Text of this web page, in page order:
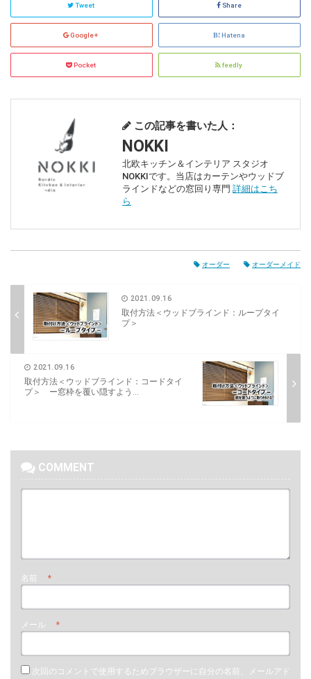
Tweet Share
Google+ Hatena
Pocket feedly
この記事を書いた人：
NOKKI
北欧キッチン＆インテリア スタジオ
NOKKIです。当店はカーテンやウッドブ
ラインドなどの窓回り専門 詳細はこち
ら
オーダー オーダーメイド
2021.09.16
取付方法＜ウッドブラインド：ループタイ
プ＞
2021.09.16
取付方法＜ウッドブラインド：コードタイ
プ＞ ー窓枠を覆い隠すよう...
COMMENT
名前 *
メール *
次回のコメントで使用するためブラウザーに自分の名前、メールアド